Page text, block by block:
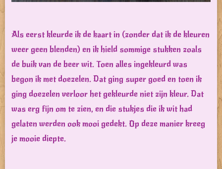
Als eerst kleurde ik de kaart in (zonder dat ik de kleuren
weer geen blenden) en ik hield sommige stukken zoals
de buik van de beer wit. Toen alles ingekleurd was
begon ik met doezelen. Dat ging super goed en toen ik
ging doezelen verloor het gekleurde niet zijn kleur. Dat
was erg fijn om te zien, en die stukjes die ik wit had
gelaten werden ook mooi gedekt. Op deze manier kreeg
je mooie diepte.